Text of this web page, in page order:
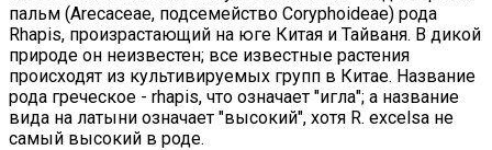
пальм (Arecaceae, подсемейство Coryphoideae) рода
Rhapis, произрастающий на юге Китая и Тайваня. В дикой
природе он неизвестен; все известные растения
происходят из культивируемых групп в Китае. Название
рода греческое - rhapis, что означает "игла"; а название
вида на латыни означает "высокий", хотя R. excelsa не
самый высокий в роде.